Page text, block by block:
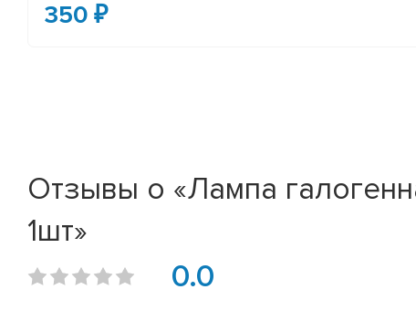
350 ₽
Отзывы о «Лампа
1шт»
0.0